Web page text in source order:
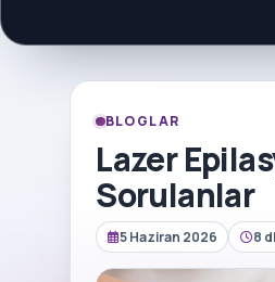
BLOGLAR
Lazer
Sorulanlar
5 Haziran 2026 8